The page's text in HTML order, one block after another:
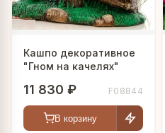
Кашпо декоративное
"Гном на качелях"
11 830 ₽ F08844
В корзину